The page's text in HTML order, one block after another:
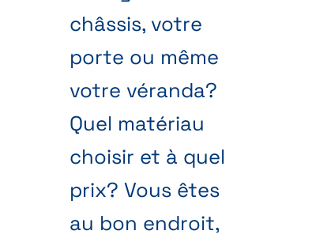
châssis, votre
porte ou même
votre véranda?
Quel matériau
choisir et à quel
prix? Vous êtes
au bon endroit,